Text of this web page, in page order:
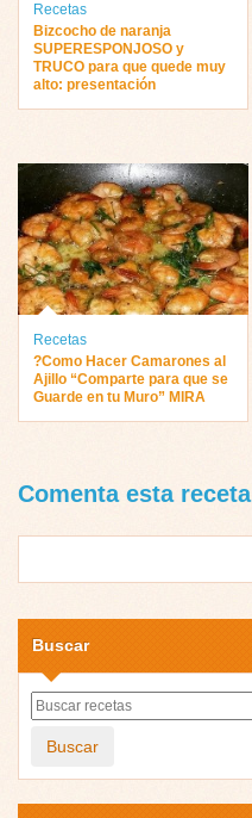
Recetas
Bizcocho de naranja
SUPERESPONJOSO y
TRUCO para que quede muy
alto: presentación
Recetas
?Como Hacer Camarones al
Ajillo “Comparte para que se
Guarde en tu Muro” MIRA
Comenta esta receta
Buscar
Buscar